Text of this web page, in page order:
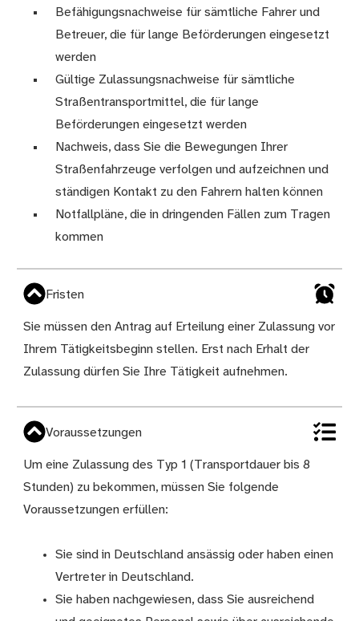
Befähigungsnachweise für sämtliche Fahrer und
Betreuer, die für lange Beförderungen eingesetzt
werden
Gültige Zulassungsnachweise für sämtliche
Straßentransportmittel, die für lange
Beförderungen eingesetzt werden
Nachweis, dass Sie die Bewegungen Ihrer
Straßenfahrzeuge verfolgen und aufzeichnen und
ständigen Kontakt zu den Fahrern halten können
Notfallpläne, die in dringenden Fällen zum Tragen
kommen
Fristen
Sie müssen den Antrag auf Erteilung einer Zulassung vor
Ihrem Tätigkeitsbeginn stellen. Erst nach Erhalt der
Zulassung dürfen Sie Ihre Tätigkeit aufnehmen.
Voraussetzungen
Um eine Zulassung des Typ 1 (Transportdauer bis 8
Stunden) zu bekommen, müssen Sie folgende
Voraussetzungen erfüllen:
Sie sind in Deutschland ansässig oder haben einen
Vertreter in Deutschland.
Sie haben nachgewiesen, dass Sie ausreichend